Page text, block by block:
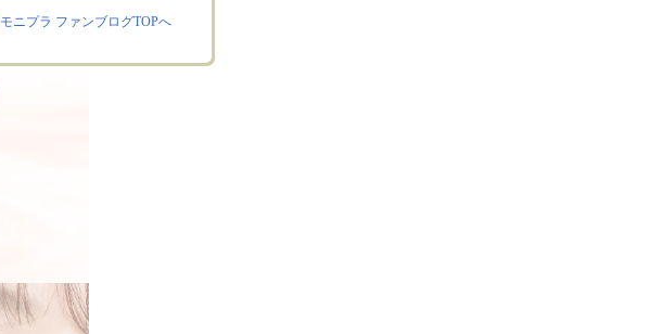
モニプラ ファンブログTOPへ